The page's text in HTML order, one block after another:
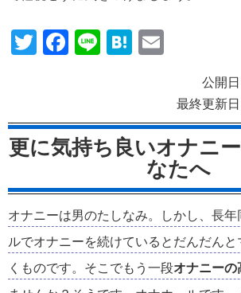
TwitterFacebook
LineHatena
公開
最終更新日
更に気持ち良いオナニ
なたへ
オナニーは男のたしなみ。しかし、長年
ルでオナニーを続けているとだんだん
くものです。そこでもう一段オナニーの